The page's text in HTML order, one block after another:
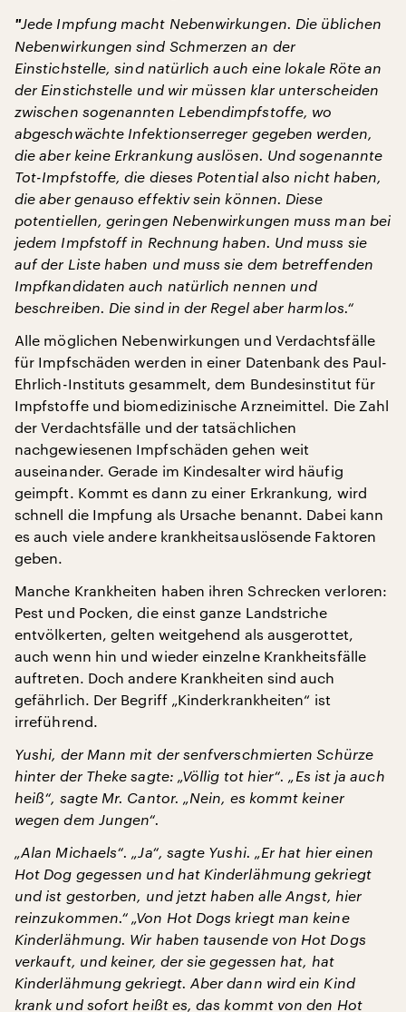
"Jede Impfung macht Nebenwirkungen. Die üblichen
Nebenwirkungen sind Schmerzen an der
Einstichstelle, sind natürlich auch eine lokale Röte an
der Einstichstelle und wir müssen klar unterscheiden
zwischen sogenannten Lebendimpfstoffe, wo
abgeschwächte Infektionserreger gegeben werden,
die aber keine Erkrankung auslösen. Und sogenannte
Tot-Impfstoffe, die dieses Potential also nicht haben,
die aber genauso effektiv sein können. Diese
potentiellen, geringen Nebenwirkungen muss man bei
jedem Impfstoff in Rechnung haben. Und muss sie
auf der Liste haben und muss sie dem betreffenden
Impfkandidaten auch natürlich nennen und
beschreiben. Die sind in der Regel aber harmlos.“
Alle möglichen Nebenwirkungen und Verdachtsfälle
für Impfschäden werden in einer Datenbank des Paul-
Ehrlich-Instituts gesammelt, dem Bundesinstitut für
Impfstoffe und biomedizinische Arzneimittel. Die Zahl
der Verdachtsfälle und der tatsächlichen
nachgewiesenen Impfschäden gehen weit
auseinander. Gerade im Kindesalter wird häufig
geimpft. Kommt es dann zu einer Erkrankung, wird
schnell die Impfung als Ursache benannt. Dabei kann
es auch viele andere krankheitsauslösende Faktoren
geben.
Manche Krankheiten haben ihren Schrecken verloren:
Pest und Pocken, die einst ganze Landstriche
entvölkerten, gelten weitgehend als ausgerottet,
auch wenn hin und wieder einzelne Krankheitsfälle
auftreten. Doch andere Krankheiten sind auch
gefährlich. Der Begriff „Kinderkrankheiten“ ist
irreführend.
Yushi, der Mann mit der senfverschmierten Schürze
hinter der Theke sagte: „Völlig tot hier“. „Es ist ja auch
heiß“, sagte Mr. Cantor. „Nein, es kommt keiner
wegen dem Jungen“.
„Alan Michaels“. „Ja“, sagte Yushi. „Er hat hier einen
Hot Dog gegessen und hat Kinderlähmung gekriegt
und ist gestorben, und jetzt haben alle Angst, hier
reinzukommen.“ „Von Hot Dogs kriegt man keine
Kinderlähmung. Wir haben tausende von Hot Dogs
verkauft, und keiner, der sie gegessen hat, hat
Kinderlähmung gekriegt. Aber dann wird ein Kind
krank und sofort heißt es, das kommt von den Hot